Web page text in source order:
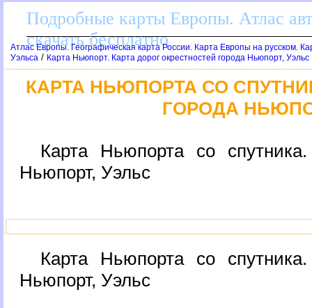
Подробные карты Европы. Атлас
скачать бесплатно
Атлас Европы. Географическая карта России. Карта Европы на русском.
Уэльса / Карта Ньюпорт. Карта дорог окрестностей города Ньюпорт, Уэльс
КАРТА НЬЮПОРТА СО
ГОРОДА
Карта Ньюпорта со
Ньюпорт, Уэльс
Карта Ньюпорта со
Ньюпорт, Уэльс